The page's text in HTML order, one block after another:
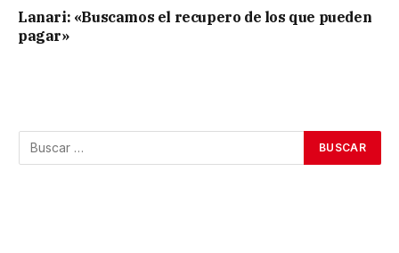
Lanari: «Buscamos el recupero de los que pueden
pagar»